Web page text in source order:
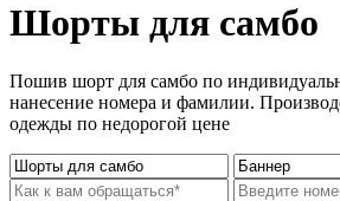
Шорты для самбо
Пошив шорт для самбо по
нанесение номера и фамилии.
одежды по недорогой цене